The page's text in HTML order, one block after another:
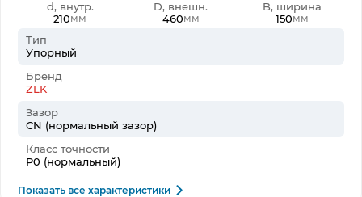
d, внутр.
210мм
D, внешн.
460мм
B, ширина
150мм
Тип
Упорный
Бренд
ZLK
Зазор
CN (нормальный зазор)
Класс точности
P0 (нормальный)
Показать все характеристики